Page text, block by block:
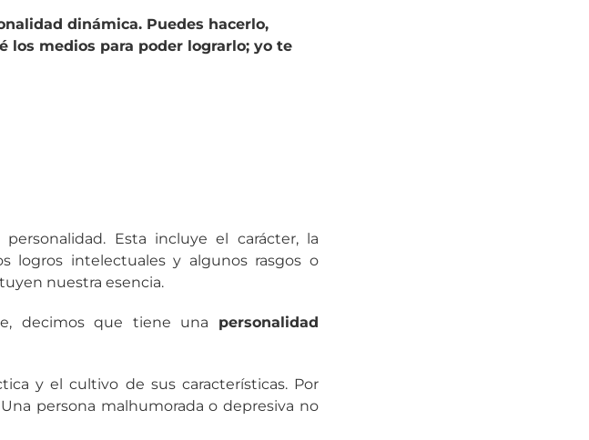
dinámica. Puedes hacerlo,
los medios para poder lograrlo; yo te
Esta incluye el carácter, la
logros intelectuales y algunos rasgos o
nuestra esencia.
decimos que tiene una personalidad
y el cultivo de sus características. Por
Una persona malhumorada o depresiva no